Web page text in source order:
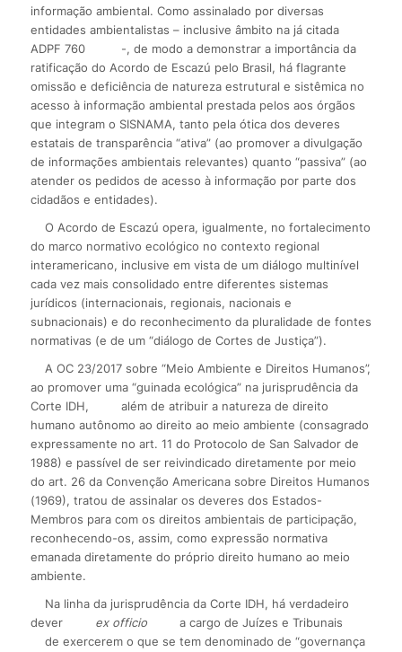
informação ambiental. Como assinalado por diversas
entidades ambientalistas – inclusive âmbito na já citada
ADPF 760
-, de modo a demonstrar a importância da
ratificação do Acordo de Escazú pelo Brasil, há flagrante
omissão e deficiência de natureza estrutural e sistêmica no
acesso à informação ambiental prestada pelos aos órgãos
que integram o SISNAMA, tanto pela ótica dos deveres
estatais de transparência “ativa” (ao promover a divulgação
de informações ambientais relevantes) quanto “passiva” (ao
atender os pedidos de acesso à informação por parte dos
cidadãos e entidades).
O Acordo de Escazú opera, igualmente, no fortalecimento
do marco normativo ecológico no contexto regional
interamericano, inclusive em vista de um diálogo multinível
cada vez mais consolidado entre diferentes sistemas
jurídicos (internacionais, regionais, nacionais e
subnacionais) e do reconhecimento da pluralidade de fontes
normativas (e de um “diálogo de Cortes de Justiça”).
A OC 23/2017 sobre “Meio Ambiente e Direitos Humanos”,
ao promover uma “guinada ecológica” na jurisprudência da
Corte IDH,
além de atribuir a natureza de direito
humano autônomo ao direito ao meio ambiente (consagrado
expressamente no art. 11 do Protocolo de San Salvador de
1988) e passível de ser reivindicado diretamente por meio
do art. 26 da Convenção Americana sobre Direitos Humanos
(1969), tratou de assinalar os deveres dos Estados-
Membros para com os direitos ambientais de participação,
reconhecendo-os, assim, como expressão normativa
emanada diretamente do próprio direito humano ao meio
ambiente.
Na linha da jurisprudência da Corte IDH, há verdadeiro
dever
ex officio
a cargo de Juízes e Tribunais
de exercerem o que se tem denominado de “governança